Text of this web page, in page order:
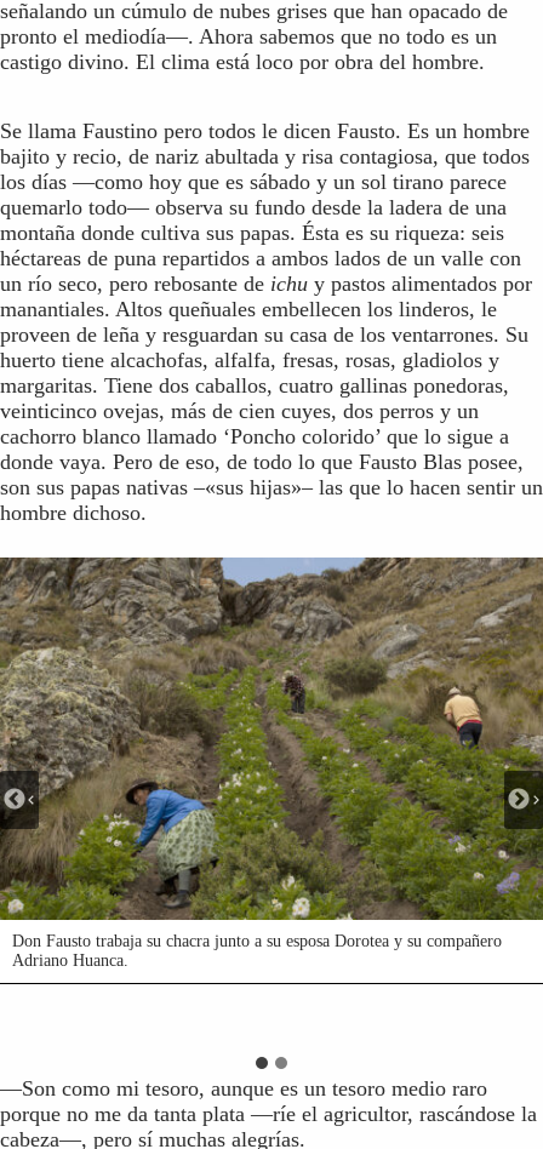
señalando un cúmulo de nubes grises que han opacado de
pronto el mediodía—. Ahora sabemos que no todo es un
castigo divino. El clima está loco por obra del hombre.
Se llama Faustino pero todos le dicen Fausto. Es un hombre
bajito y recio, de nariz abultada y risa contagiosa, que todos
los días —como hoy que es sábado y un sol tirano parece
quemarlo todo— observa su fundo desde la ladera de una
montaña donde cultiva sus papas. Ésta es su riqueza: seis
héctareas de puna repartidos a ambos lados de un valle con
un río seco, pero rebosante de ichu y pastos alimentados por
manantiales. Altos queñuales embellecen los linderos, le
proveen de leña y resguardan su casa de los ventarrones. Su
huerto tiene alcachofas, alfalfa, fresas, rosas, gladiolos y
margaritas. Tiene dos caballos, cuatro gallinas ponedoras,
veinticinco ovejas, más de cien cuyes, dos perros y un
cachorro blanco llamado ‘Poncho colorido’ que lo sigue a
donde vaya. Pero de eso, de todo lo que Fausto Blas posee,
son sus papas nativas –«sus hijas»– las que lo hacen sentir un
hombre dichoso.
Don Fausto trabaja su chacra junto a su esposa Dorotea y su compañero
Adriano Huanca.
MienDon Fausto trabaja su chacra junto a su esposa Dorotea y su
compañero Adriano Huanca.tras que sus familiares cambiaron la vida del
campo por la de la capital, Fausto decidió quedarse a trabajar la tierra que
—Son como mi tesoro, aunque es un tesoro medio raro
porque no me da tanta plata —ríe el agricultor, rascándose la
cabeza—, pero sí muchas alegrías.